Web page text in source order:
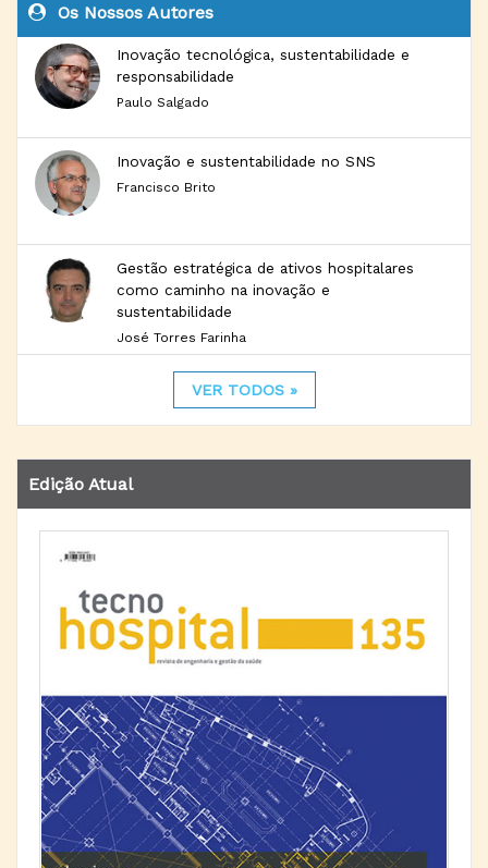
Os Nossos Autores
Inovação tecnológica, sustentabilidade e
responsabilidade
Paulo Salgado
Inovação e sustentabilidade no SNS
Francisco Brito
Gestão estratégica de ativos hospitalares
como caminho na inovação e
sustentabilidade
José Torres Farinha
VER TODOS »
Edição Atual